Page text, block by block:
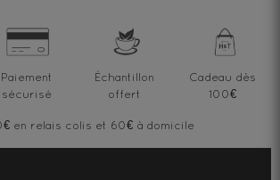
Paiement
sécurisé
Échantillon
offert
Cadeau dès
100€
en relais colis et 60€ à domicile